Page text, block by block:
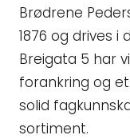
Brødrene
1876 og drives
Breigata 5 har
forankring og
solid
sortiment.